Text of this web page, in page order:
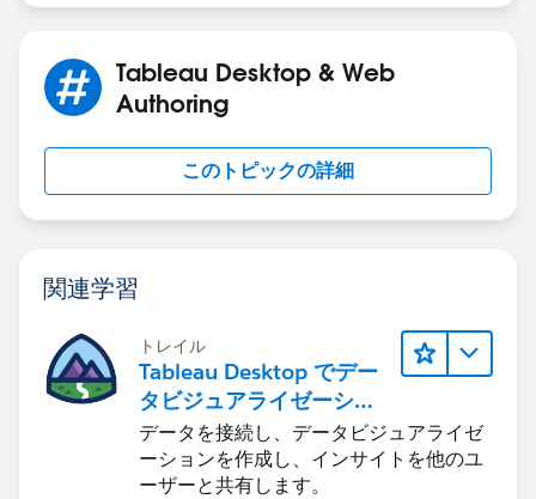
Tableau Desktop & Web
Authoring
このトピックの詳細
関連学習
トレイル
Tableau Desktop でデー
タビジュアライゼーショ
ンをはじめる
データを接続し、データビジュアライゼ
ーションを作成し、インサイトを他のユ
ーザーと共有します。